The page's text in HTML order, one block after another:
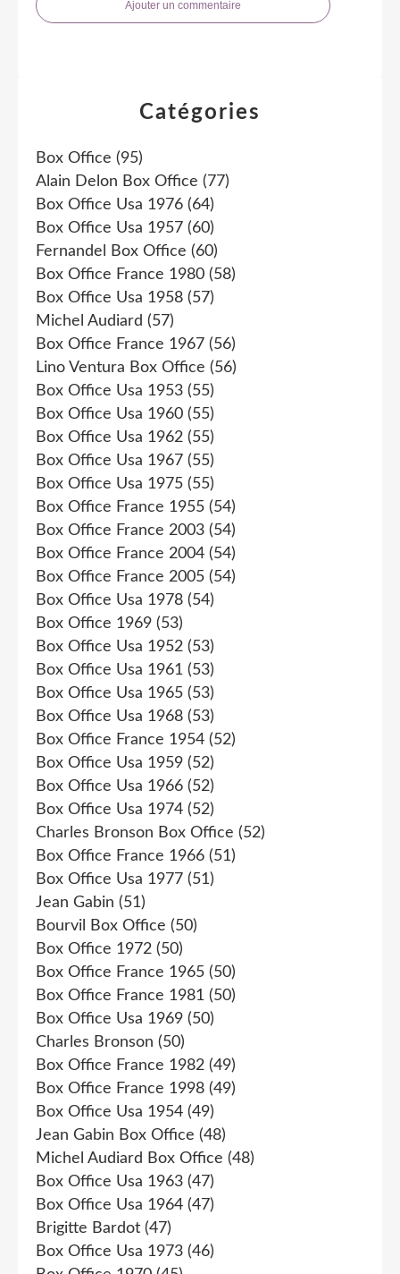
Ajouter un commentaire
Catégories
Box Office (95)
Alain Delon Box Office (77)
Box Office Usa 1976 (64)
Box Office Usa 1957 (60)
Fernandel Box Office (60)
Box Office France 1980 (58)
Box Office Usa 1958 (57)
Michel Audiard (57)
Box Office France 1967 (56)
Lino Ventura Box Office (56)
Box Office Usa 1953 (55)
Box Office Usa 1960 (55)
Box Office Usa 1962 (55)
Box Office Usa 1967 (55)
Box Office Usa 1975 (55)
Box Office France 1955 (54)
Box Office France 2003 (54)
Box Office France 2004 (54)
Box Office France 2005 (54)
Box Office Usa 1978 (54)
Box Office 1969 (53)
Box Office Usa 1952 (53)
Box Office Usa 1961 (53)
Box Office Usa 1965 (53)
Box Office Usa 1968 (53)
Box Office France 1954 (52)
Box Office Usa 1959 (52)
Box Office Usa 1966 (52)
Box Office Usa 1974 (52)
Charles Bronson Box Office (52)
Box Office France 1966 (51)
Box Office Usa 1977 (51)
Jean Gabin (51)
Bourvil Box Office (50)
Box Office 1972 (50)
Box Office France 1965 (50)
Box Office France 1981 (50)
Box Office Usa 1969 (50)
Charles Bronson (50)
Box Office France 1982 (49)
Box Office France 1998 (49)
Box Office Usa 1954 (49)
Jean Gabin Box Office (48)
Michel Audiard Box Office (48)
Box Office Usa 1963 (47)
Box Office Usa 1964 (47)
Brigitte Bardot (47)
Box Office Usa 1973 (46)